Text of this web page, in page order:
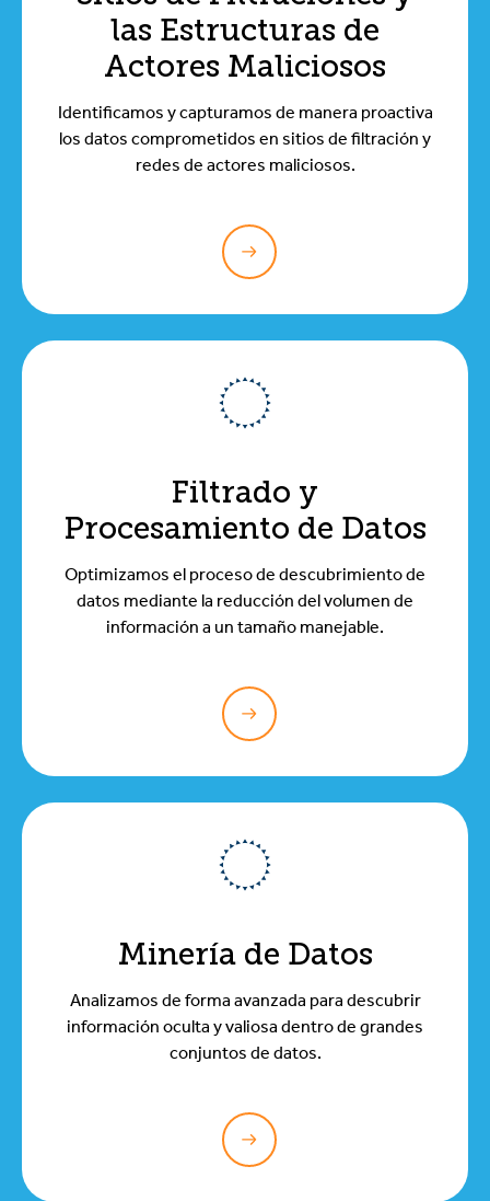
las Estructuras de
Actores Maliciosos
Identificamos y capturamos de manera proactiva
los datos comprometidos en sitios de filtración y
redes de actores maliciosos.
Filtrado y
Procesamiento de Datos
Optimizamos el proceso de descubrimiento de
datos mediante la reducción del volumen de
información a un tamaño manejable.
Minería de Datos
Analizamos de forma avanzada para descubrir
información oculta y valiosa dentro de grandes
conjuntos de datos.